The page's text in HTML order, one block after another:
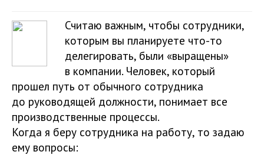
Считаю важным, чтобы сотрудники,
которым вы планируете что-то
делегировать, были «выращены»
в компании. Человек, который
прошел путь от обычного сотрудника
до руководящей должности, понимает все
производственные процессы.
Когда я беру сотрудника на работу, то задаю
ему вопросы: